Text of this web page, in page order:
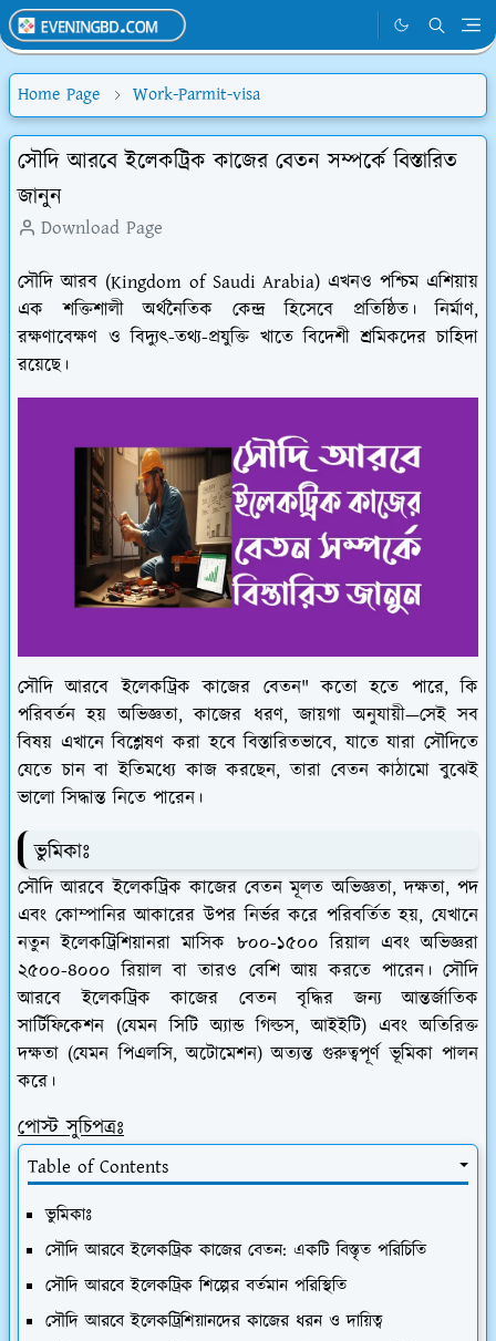
Home Page Work-Parmit-visa
সৌদি আরবে ইলেকট্রিক কাজের বেতন সম্পর্কে বিস্তারিত
জানুন
Download Page
সৌদি আরব (Kingdom of Saudi Arabia) এখনও পশ্চিম এশিয়ায়
এক শক্তিশালী অর্থনৈতিক কেন্দ্র হিসেবে প্রতিষ্ঠিত। নির্মাণ,
রক্ষণাবেক্ষণ ও বিদ্যুৎ-তথ্য-প্রযুক্তি খাতে বিদেশী শ্রমিকদের চাহিদা
রয়েছে।
সৌদি আরবে ইলেকট্রিক কাজের বেতন" কতো হতে পারে, কি
পরিবর্তন হয় অভিজ্ঞতা, কাজের ধরণ, জায়গা অনুযায়ী—সেই সব
বিষয় এখানে বিশ্লেষণ করা হবে বিস্তারিতভাবে, যাতে যারা সৌদিতে
যেতে চান বা ইতিমধ্যে কাজ করছেন, তারা বেতন কাঠামো বুঝেই
ভালো সিদ্ধান্ত নিতে পারেন।
ভুমিকাঃ
সৌদি আরবে ইলেকট্রিক কাজের বেতন মূলত অভিজ্ঞতা, দক্ষতা, পদ
এবং কোম্পানির আকারের উপর নির্ভর করে পরিবর্তিত হয়, যেখানে
নতুন ইলেকট্রিশিয়ানরা মাসিক ৮০০-১৫০০ রিয়াল এবং অভিজ্ঞরা
২৫০০-৪০০০ রিয়াল বা তারও বেশি আয় করতে পারেন। সৌদি
আরবে ইলেকট্রিক কাজের বেতন বৃদ্ধির জন্য আন্তর্জাতিক
সার্টিফিকেশন (যেমন সিটি অ্যান্ড গিল্ডস, আইইটি) এবং অতিরিক্ত
দক্ষতা (যেমন পিএলসি, অটোমেশন) অত্যন্ত গুরুত্বপূর্ণ ভূমিকা পালন
করে।
পোস্ট সুচিপত্রঃ
Table of Contents
ভুমিকাঃ
সৌদি আরবে ইলেকট্রিক কাজের বেতন: একটি বিস্তৃত পরিচিতি
সৌদি আরবে ইলেকট্রিক শিল্পের বর্তমান পরিস্থিতি
সৌদি আরবে ইলেকট্রিশিয়ানদের কাজের ধরন ও দায়িত্ব